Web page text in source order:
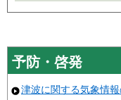
予防・啓発
津波に関する気象情